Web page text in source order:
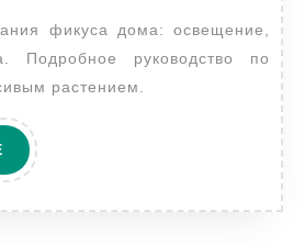
Подробное руководство по
растением.
ЧИТАТЬ
ДАЛЕЕ